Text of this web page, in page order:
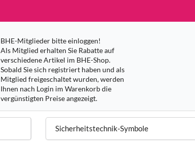
BHE-Mitglieder bitte einloggen!
Als Mitglied erhalten Sie Rabatte auf
verschiedene Artikel im BHE-Shop.
Sobald Sie sich registriert haben und als
Mitglied freigeschaltet wurden, werden
Ihnen nach Login im Warenkorb die
vergünstigten Preise angezeigt.
Sicherheitstechnik-Symbole